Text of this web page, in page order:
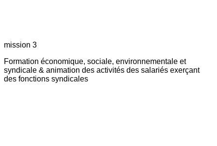
mission 3
Formation économique, sociale, environnementale et
syndicale & animation des activités des salariés exerçant
des fonctions syndicales